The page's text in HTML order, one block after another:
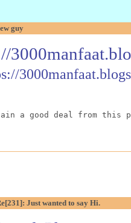
guy
a good deal from this
Just wanted to say Hi.